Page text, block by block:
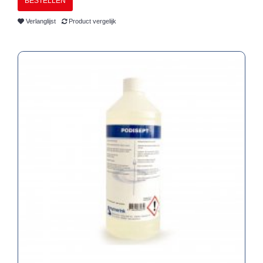
Verlanglijst Product vergelijk